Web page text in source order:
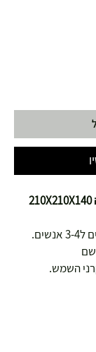
אוהל קמפינג פתיחה מהירה 210X210X140